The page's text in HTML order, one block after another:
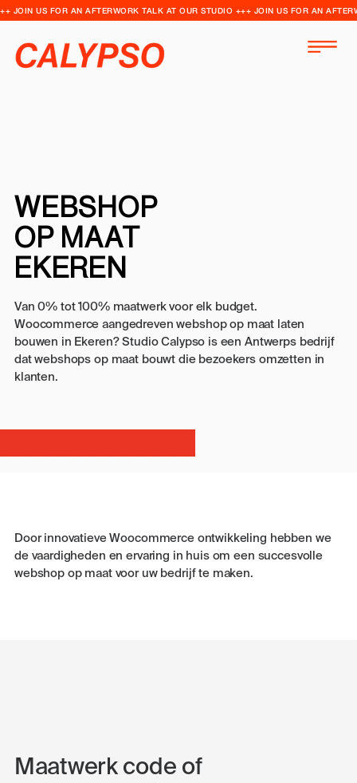
++ JOIN US FOR AN AFTERWORK TALK AT OUR STUDIO +++ JOIN US FOR AN
WEBSHOP
OP MAAT
EKEREN
Van 0% tot 100% maatwerk voor elk budget.
Woocommerce aangedreven webshop op maat laten
bouwen in Ekeren? Studio Calypso is een Antwerps bedrijf
dat webshops op maat bouwt die bezoekers omzetten in
klanten.
Door innovatieve Woocommerce ontwikkeling hebben we
de vaardigheden en ervaring in huis om een ​​succesvolle
webshop op maat voor uw bedrijf te maken.
Maatwerk code of